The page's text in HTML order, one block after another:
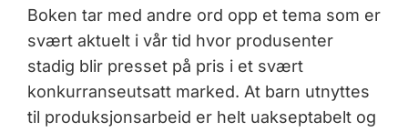
Boken tar med andre ord opp et tema som er
svært aktuelt i vår tid hvor produsenter
stadig blir presset på pris i et svært
konkurranseutsatt marked. At barn utnyttes
til produksjonsarbeid er helt uakseptabelt og